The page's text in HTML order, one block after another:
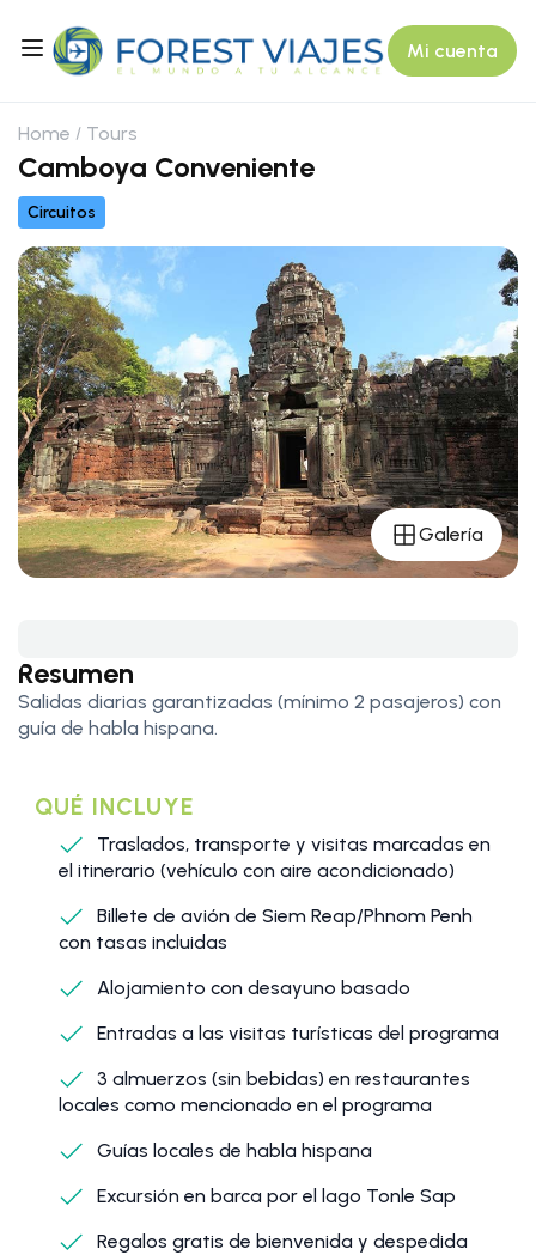
Mi cuenta
Home Tours
Camboya Conveniente
Circuitos
Galería
Resumen
Salidas diarias garantizadas (mínimo 2 pasajeros) con
guía de habla hispana.
QUÉ INCLUYE
Traslados, transporte y visitas marcadas en
el itinerario (vehículo con aire acondicionado)
Billete de avión de Siem Reap/Phnom Penh
con tasas incluidas
Alojamiento con desayuno basado
Entradas a las visitas turísticas del programa
3 almuerzos (sin bebidas) en restaurantes
locales como mencionado en el programa
Guías locales de habla hispana
Excursión en barca por el lago Tonle Sap
Regalos gratis de bienvenida y despedida